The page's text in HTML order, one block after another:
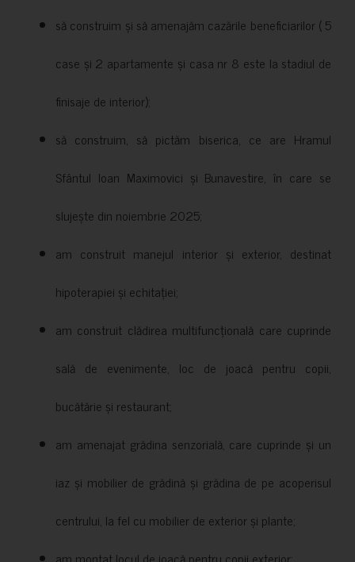
să construim și să amenajăm cazările beneficiarilor ( 5
case și 2 apartamente și casa nr 8 este la stadiul de
finisaje de interior);
să construim, să pictăm biserica, ce are Hramul
Sfântul Ioan Maximovici și Bunavestire, în care se
slujește din noiembrie 2025;
am construit manejul interior și exterior, destinat
hipoterapiei și echitației;
am construit clădirea multifuncțională care cuprinde
sală de evenimente, loc de joacă pentru copii,
bucătărie și restaurant;
am amenajat grădina senzorială, care cuprinde și un
iaz și mobilier de grădină și grădina de pe acoperisul
centrului, la fel cu mobilier de exterior și plante;